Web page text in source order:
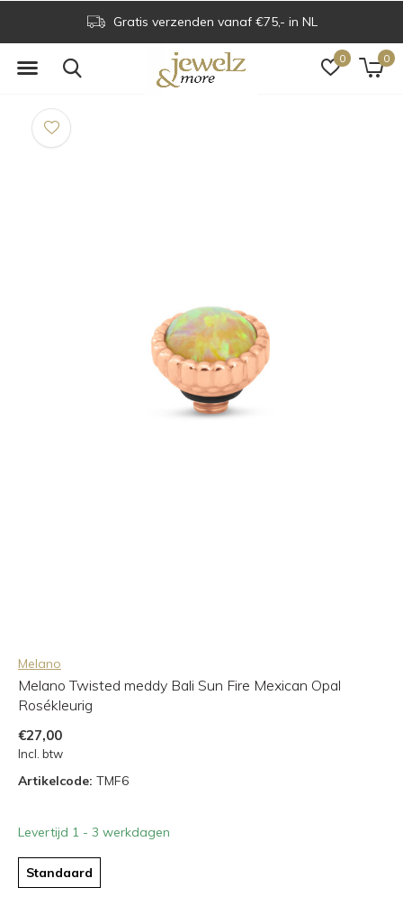
0 0
Gratis verzenden vanaf €75,- in NL
Melano
Melano Twisted meddy Bali Sun Fire Mexican Opal
Rosékleurig
€27,00
Incl. btw
Artikelcode: TMF6
Levertijd 1 - 3 werkdagen
Standaard